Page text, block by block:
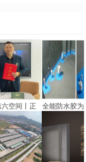
空间丨正 全能防水胶